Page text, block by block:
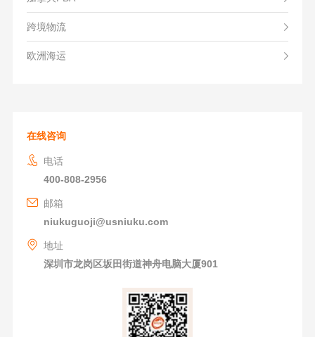
跨境物流
欧洲海运
在线咨询
电话
400-808-2956
邮箱
niukuguoji@usniuku.com
地址
深圳市龙岗区坂田街道神舟电脑大厦901